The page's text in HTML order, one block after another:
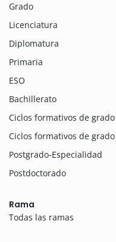
Grado
Licenciatura
Diplomatura
Primaria
ESO
Bachillerato
Ciclos formativos de
Ciclos formativos de
Postgrado-Especialidad
Postdoctorado
Rama
Todas las ramas